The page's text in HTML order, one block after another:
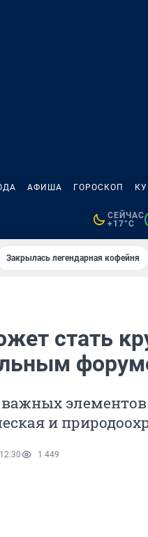
АФИША ГОРОСКОП
СЕЙЧАС
+17°C
Закрылась легендарная кофейня
стать
и
1 449